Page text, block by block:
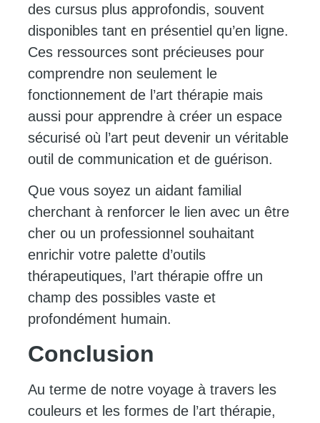
des cursus plus approfondis, souvent
disponibles tant en présentiel qu’en ligne.
Ces ressources sont précieuses pour
comprendre non seulement le
fonctionnement de l’art thérapie mais
aussi pour apprendre à créer un espace
sécurisé où l’art peut devenir un véritable
outil de communication et de guérison.
Que vous soyez un aidant familial
cherchant à renforcer le lien avec un être
cher ou un professionnel souhaitant
enrichir votre palette d’outils
thérapeutiques, l’art thérapie offre un
champ des possibles vaste et
profondément humain.
Conclusion
Au terme de notre voyage à travers les
couleurs et les formes de l’art thérapie,